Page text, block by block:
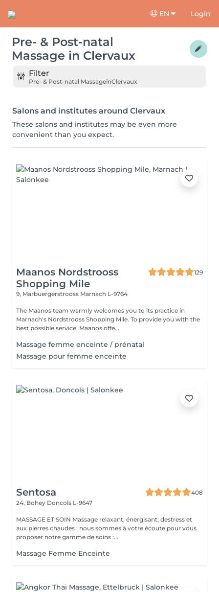
EN Login
Pre- & Post-natal
Massage in Clervaux
Filter
Pre- & Post-natal MassageinClervaux
Salons and institutes around Clervaux
These salons and institutes may be even more
convenient than you expect.
Maanos Nordstrooss
Shopping Mile
129
9, Marbuergerstrooss Marnach L-9764
The Maanos team warmly welcomes you to its practice in
Marnach's Nordstrooss Shopping Mile. To provide you with the
best possible service, Maanos offe...
Massage femme enceinte / prénatal
Massage pour femme enceinte
Sentosa
408
24, Bohey Doncols L-9647
MASSAGE ET SOIN Massage relaxant, énergisant, destress et
aux pierres chaudes : nous sommes à votre écoute pour vous
proposer notre gamme de soins :...
Massage Femme Enceinte